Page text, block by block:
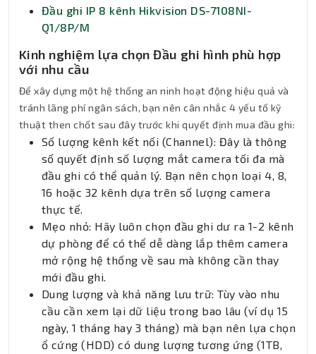
Đầu ghi IP 8 kênh Hikvision DS-7108NI-
Q1/8P/M
Kinh nghiệm lựa chọn Đầu ghi hình phù hợp
với nhu cầu
Để xây dựng một hệ thống an ninh hoạt động hiệu quả và
tránh lãng phí ngân sách, bạn nên cân nhắc 4 yếu tố kỹ
thuật then chốt sau đây trước khi quyết định mua đầu ghi:
Số lượng kênh kết nối (Channel): Đây là thông
số quyết định số lượng mắt camera tối đa mà
đầu ghi có thể quản lý. Bạn nên chọn loại 4, 8,
16 hoặc 32 kênh dựa trên số lượng camera
thực tế.
Mẹo nhỏ: Hãy luôn chọn đầu ghi dư ra 1-2 kênh
dự phòng để có thể dễ dàng lắp thêm camera
mở rộng hệ thống về sau mà không cần thay
mới đầu ghi.
Dung lượng và khả năng lưu trữ: Tùy vào nhu
cầu cần xem lại dữ liệu trong bao lâu (ví dụ 15
ngày, 1 tháng hay 3 tháng) mà bạn nên lựa chọn
ổ cứng (HDD) có dung lượng tương ứng (1TB,